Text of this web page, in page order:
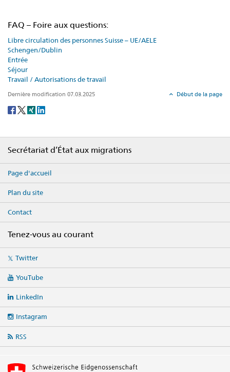
FAQ – Foire aux questions:
Libre circulation des personnes Suisse – UE/AELE
Schengen/Dublin
Entrée
Séjour
Travail / Autorisations de travail
Dernière modification 07.03.2025 Début de la page
Social
Secrétariat d’État aux migrations
Page d'accueil
Plan du site
Contact
Tenez-vous au courant
mediaTwitter
YouTube
LinkedIn
Instagram
RSS